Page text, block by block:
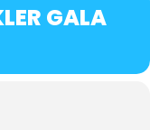
GALA